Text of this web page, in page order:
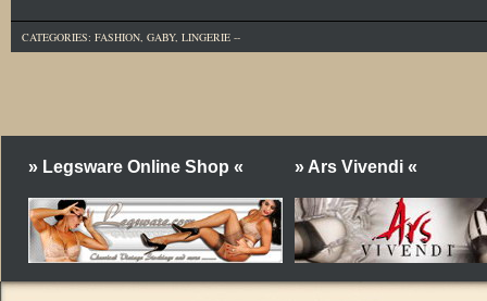
CATEGORIES: FASHION, GABY, LINGERIE --
» Legsware Online Shop « » Ars Vivendi «